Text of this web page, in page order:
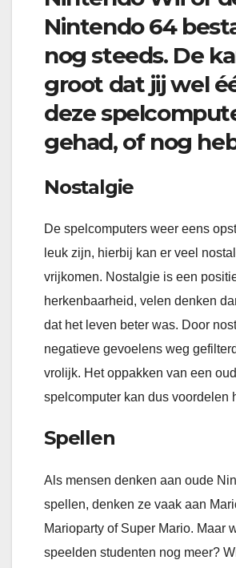
Nintendo 64
nog steeds. De
groot dat jij wel
deze
gehad, of nog
Nostalgie
De spelcomputers weer eens
leuk zijn, hierbij kan er veel
vrijkomen. Nostalgie is een
herkenbaarheid, velen denken
dat het leven beter was. Door
negatieve gevoelens weg
vrolijk. Het oppakken van een
spelcomputer kan dus voordelen
Spellen
Als mensen denken aan oude
spellen, denken ze vaak aan
Marioparty of Super Mario. Maar
speelden studenten nog meer?